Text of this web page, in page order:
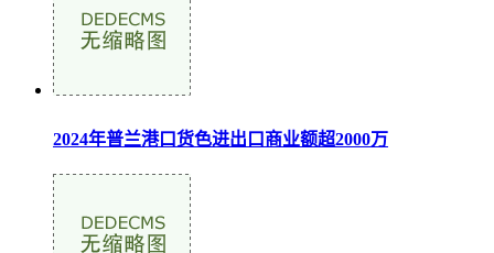
2024年普兰港口货色进出口商业额超2000万